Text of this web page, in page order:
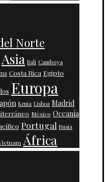
Norte
Asia Bali Camboya
Costa Rica Egipto
Europa
Kenia Lisboa Madrid
México Oceanía
Portugal Rusia
África